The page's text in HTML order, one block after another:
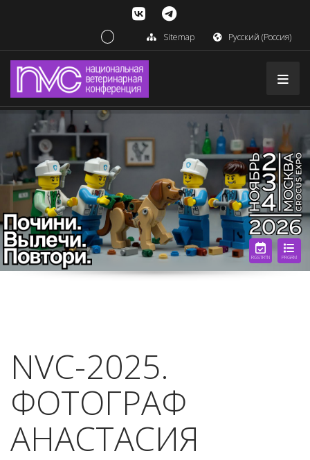
Sitemap Русский (Россия)
PRGRM
RGSTRTN
NVC-2025.
ФОТОГРАФ
АНАСТАСИЯ